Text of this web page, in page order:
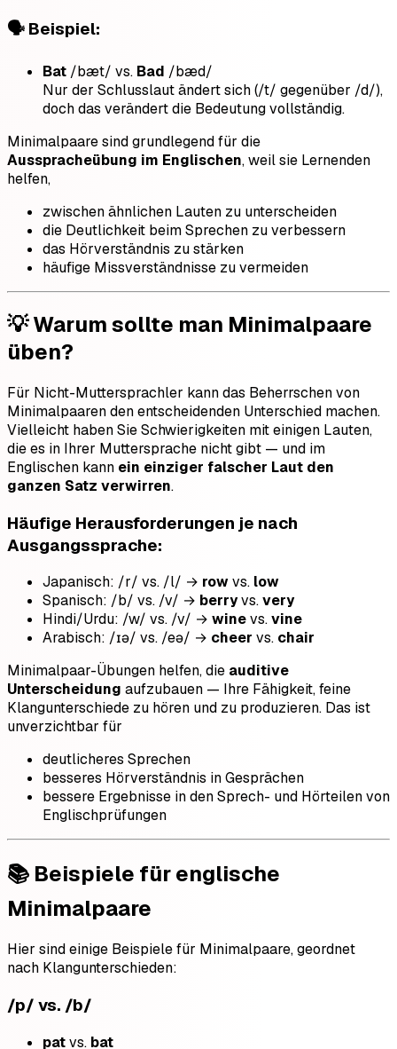
🗣️ Beispiel:
Bat /bæt/ vs. Bad /bæd/
Nur der Schlusslaut ändert sich (/t/ gegenüber /d/),
doch das verändert die Bedeutung vollständig.
Minimalpaare sind grundlegend für die
Ausspracheübung im Englischen, weil sie Lernenden
helfen,
zwischen ähnlichen Lauten zu unterscheiden
die Deutlichkeit beim Sprechen zu verbessern
das Hörverständnis zu stärken
häufige Missverständnisse zu vermeiden
💡 Warum sollte man Minimalpaare
üben?
Für Nicht-Muttersprachler kann das Beherrschen von
Minimalpaaren den entscheidenden Unterschied machen.
Vielleicht haben Sie Schwierigkeiten mit einigen Lauten,
die es in Ihrer Muttersprache nicht gibt — und im
Englischen kann ein einziger falscher Laut den
ganzen Satz verwirren.
Häufige Herausforderungen je nach
Ausgangssprache:
Japanisch: /r/ vs. /l/ → rowvs. low
Spanisch: /b/ vs. /v/ → berryvs.very
Hindi/Urdu: /w/ vs. /v/ → winevs.vine
Arabisch: /ɪə/ vs. /eə/ → cheer vs. chair
Minimalpaar-Übungen helfen, die auditive
Unterscheidung aufzubauen — Ihre Fähigkeit, feine
Klangunterschiede zu hören und zu produzieren. Das ist
unverzichtbar für
deutlicheres Sprechen
besseres Hörverständnis in Gesprächen
bessere Ergebnisse in den Sprech- und Hörteilen von
Englischprüfungen
📚 Beispiele für englische
Minimalpaare
Hier sind einige Beispiele für Minimalpaare, geordnet
nach Klangunterschieden:
/p/ vs. /b/
patvs. bat